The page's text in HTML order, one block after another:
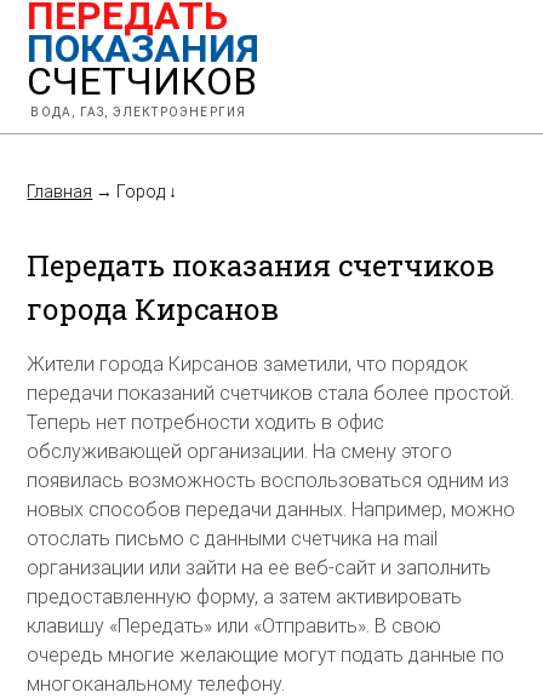
ПЕРЕДАТЬ
ПОКАЗАНИЯ
СЧЕТЧИКОВ
ВОДА, ГАЗ, ЭЛЕКТРОЭНЕРГИЯ
Главная → Город ↓
Передать показания счетчиков
города Кирсанов
Жители города Кирсанов заметили, что порядок
передачи показаний счетчиков стала более простой.
Теперь нет потребности ходить в офис
обслуживающей организации. На смену этого
появилась возможность воспользоваться одним из
новых способов передачи данных. Например, можно
отослать письмо с данными счетчика на mail
организации или зайти на ее веб-сайт и заполнить
предоставленную форму, а затем активировать
клавишу «Передать» или «Отправить». В свою
очередь многие желающие могут подать данные по
многоканальному телефону.